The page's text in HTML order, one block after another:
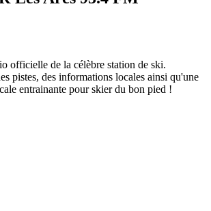
officielle de la célèbre station de ski.
pistes, des informations locales ainsi qu'une
entrainante pour skier du bon pied !